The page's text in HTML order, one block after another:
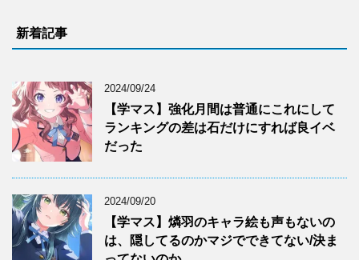
新着記事
2024/09/24
【学マス】強化月間は普通にこれにして
ランキングの差は石だけにすれば良イベ
だった
2024/09/20
【学マス】燐羽のキャラ絵も声もないの
は、隠してるのかマジでできてない/決ま